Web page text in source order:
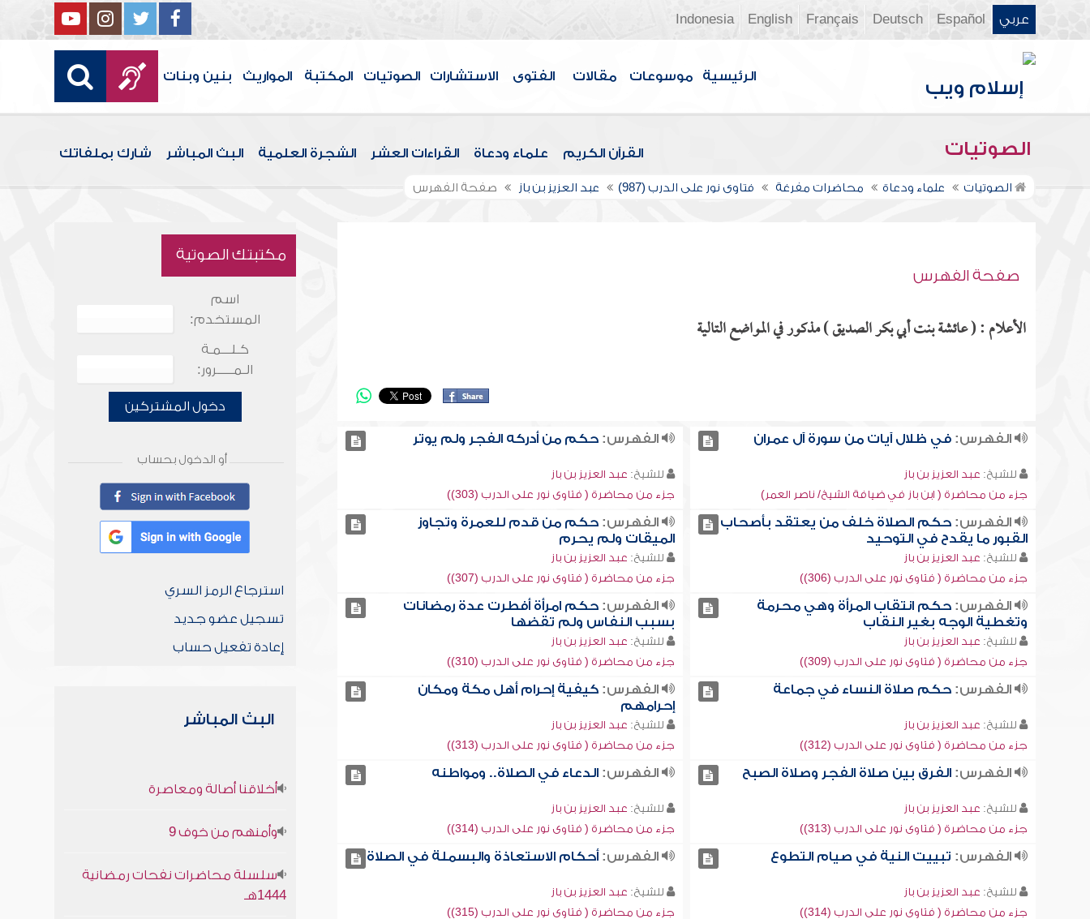
عربي Español
Deutsch
Français
English
Indonesia
الرئيسية موسوعات مقالات الفتوى الاستشارات الصوتيات المكتبة المواريث بنين وبنات
الصوتيات القرآن الكريم علماء ودعاة القراءات العشر الشجرة العلمية البث المباشر شارك بملفاتك
الصوتيات علماء ودعاة محاضرات مفرغة فتاوى نور على الدرب (987) عبد العزيز بن باز صفحة الفهرس
صفحة الفهرس
الأعلام : ( عائشة بنت أبي بكر الصديق ) مذكور في المواضع التالية
الفهرس:في ظلال آيات من سورة آل عمران
للشيخ: عبد العزيز بن باز
جزء من محاضرة ( ابن باز في ضيافة الشيخ/ ناصر العمر)
الفهرس: حكم من أدركه الفجر ولم يوتر
للشيخ: عبد العزيز بن باز
جزء من محاضرة ( فتاوى نور على الدرب (303))
الفهرس:حكم الصلاة خلف من يعتقد بأصحاب
القبور ما يقدح في التوحيد
للشيخ: عبد العزيز بن باز
جزء من محاضرة ( فتاوى نور على الدرب (306))
الفهرس: حكم من قدم للعمرة وتجاوز
الميقات ولم يحرم
للشيخ: عبد العزيز بن باز
جزء من محاضرة ( فتاوى نور على الدرب (307))
الفهرس:حكم انتقاب المرأة وهي محرمة
وتغطية الوجه بغير النقاب
للشيخ: عبد العزيز بن باز
جزء من محاضرة ( فتاوى نور على الدرب (309))
الفهرس: حكم امرأة أفطرت عدة رمضانات
بسبب النفاس ولم تقضها
للشيخ: عبد العزيز بن باز
جزء من محاضرة ( فتاوى نور على الدرب (310))
الفهرس:حكم صلاة النساء في جماعة
للشيخ: عبد العزيز بن باز
جزء من محاضرة ( فتاوى نور على الدرب (312))
الفهرس: كيفية إحرام أهل مكة ومكان
إحرامهم
للشيخ: عبد العزيز بن باز
جزء من محاضرة ( فتاوى نور على الدرب (313))
الفهرس:الفرق بين صلاة الفجر وصلاة الصبح
للشيخ: عبد العزيز بن باز
جزء من محاضرة ( فتاوى نور على الدرب (313))
الفهرس: الدعاء في الصلاة.. ومواطنه
للشيخ: عبد العزيز بن باز
جزء من محاضرة ( فتاوى نور على الدرب (314))
الفهرس: تبييت النية في صيام التطوع
للشيخ: عبد العزيز بن باز
جزء من محاضرة ( فتاوى نور على الدرب (314))
الفهرس: أحكام الاستعاذة والبسملة في الصلاة
للشيخ: عبد العزيز بن باز
جزء من محاضرة ( فتاوى نور على الدرب (315))
مكتبتك الصوتية
اسم
المستخدم:
كـلـــمـة
الـمـــــرور:
دخول المشتركين
أو الدخول بحساب
استرجاع الرمز السري
تسجيل عضو جديد
إعادة تفعيل حساب
البث المباشر
أخلاقنا أصالة ومعاصرة
وأمنهم من خوف 9
سلسلة محاضرات نفحات رمضانية
1444هـ